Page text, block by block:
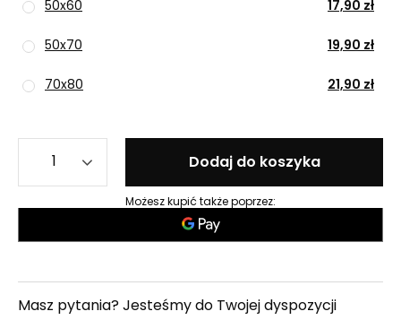
50x60 17,90 zł
50x70 19,90 zł
70x80 21,90 zł
Dodaj do koszyka
Możesz kupić także poprzez:
Masz pytania? Jesteśmy do Twojej dyspozycji